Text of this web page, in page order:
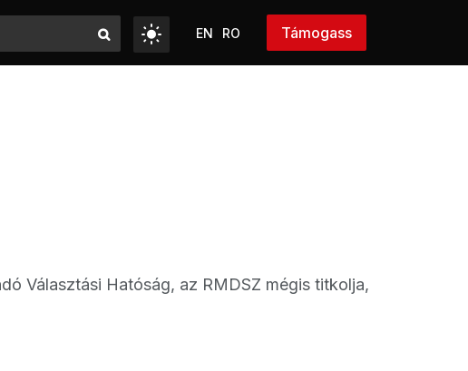
EN RO Támogass
Választási Hatóság, az RMDSZ mégis titkolja,